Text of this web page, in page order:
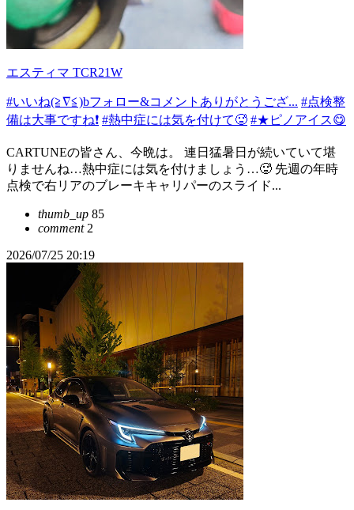
エスティマ TCR21W
#いいね(≧∇≦)bフォロー&コメントありがとうござ... #点検整
備は大事ですね❗️ #熱中症には気を付けて🥵 #★ピノアイス😋
CARTUNEの皆さん、今晩は。 連日猛暑日が続いていて堪
りませんね…熱中症には気を付けましょう…🥵 先週の年時
点検で右リアのブレーキキャリパーのスライド...
thumb_up 85
comment2
2026/07/25 20:19